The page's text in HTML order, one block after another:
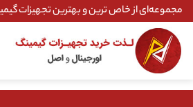
Skip
to
content
مجموعه‌ای از خاص ترین و بهترین تجهیزات